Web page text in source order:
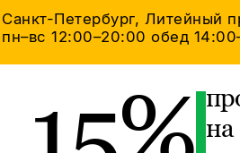
Санкт-Петербург, Литейный
пн–вс 12:00–20:00обед
на